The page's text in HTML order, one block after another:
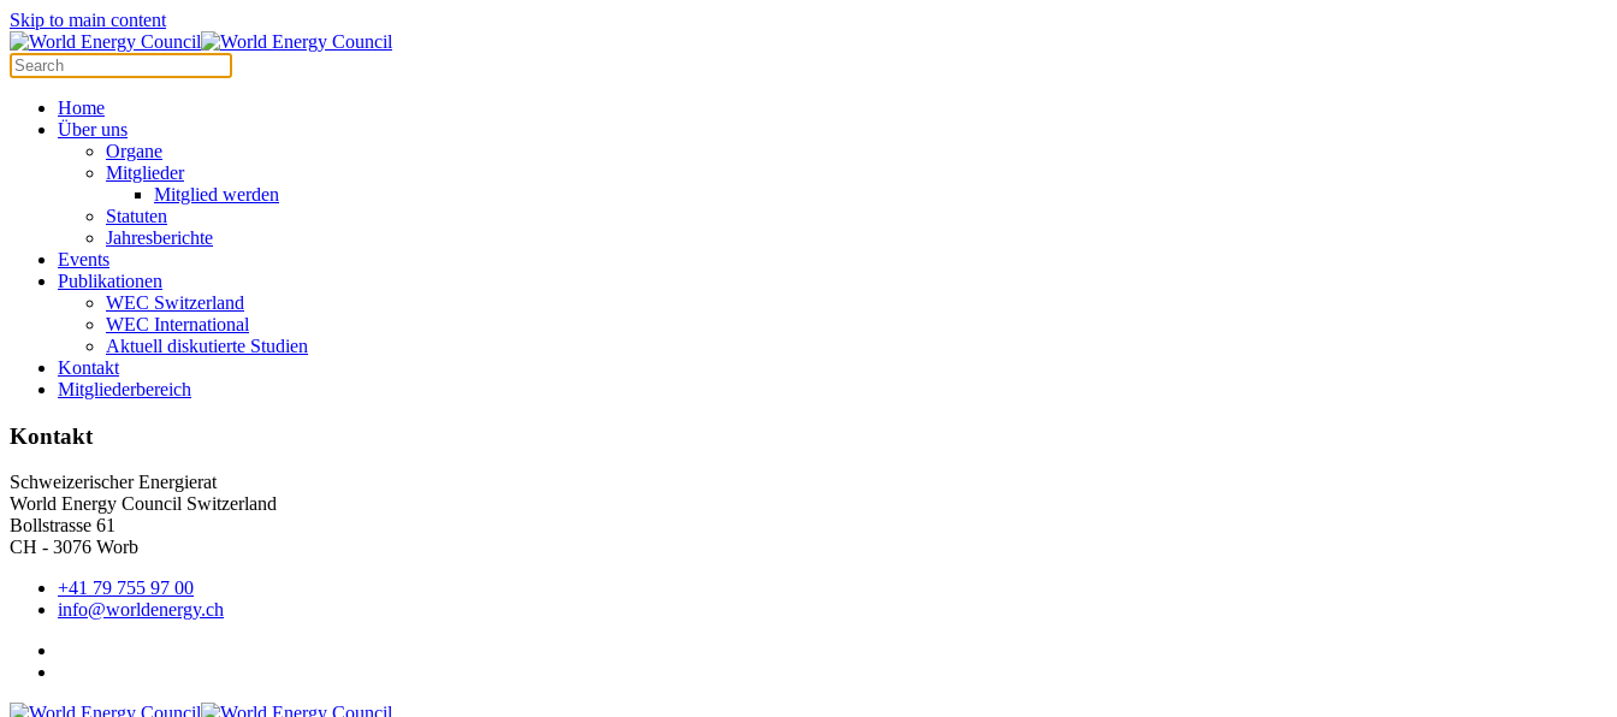
Cookies management panel
Skip to main content
Home
Über uns
Organe
Mitglieder
Mitglied werden
Statuten
Jahresberichte
Events
Publikationen
WEC Switzerland
WEC International
Aktuell diskutierte Studien
Kontakt
Mitgliederbereich
Kontakt
Schweizerischer Energierat
World Energy Council Switzerland
Bollstrasse 61
CH - 3076 Worb
+41 79 755 97 00
info@worldenergy.ch